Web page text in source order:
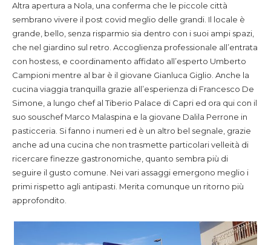
Altra apertura a Nola, una conferma che le piccole città
sembrano vivere il post covid meglio delle grandi. Il locale è
grande, bello, senza risparmio sia dentro con i suoi ampi spazi,
che nel giardino sul retro. Accoglienza professionale all’entrata
con hostess, e coordinamento affidato all’esperto Umberto
Campioni mentre al bar è il giovane Gianluca Giglio. Anche la
cucina viaggia tranquilla grazie all’esperienza di Francesco De
Simone, a lungo chef al Tiberio Palace di Capri ed ora qui con il
suo souschef Marco Malaspina e la giovane Dalila Perrone in
pasticceria. Si fanno i numeri ed è un altro bel segnale, grazie
anche ad una cucina che non trasmette particolari velleità di
ricercare finezze gastronomiche, quanto sembra più di
seguire il gusto comune. Nei vari assaggi emergono meglio i
primi rispetto agli antipasti. Merita comunque un ritorno più
approfondito.